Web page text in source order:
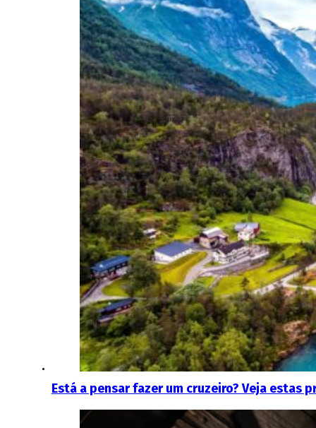
Está a pensar fazer um cruzeiro? Veja estas